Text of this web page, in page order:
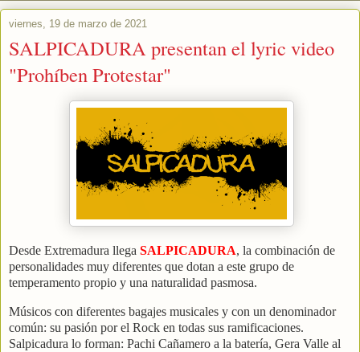
viernes, 19 de marzo de 2021
SALPICADURA presentan el lyric video
"Prohíben Protestar"
Desde Extremadura llega SALPICADURA, la combinación de
personalidades muy diferentes que dotan a este grupo de
temperamento propio y una naturalidad pasmosa.
Músicos con diferentes bagajes musicales y con un denominador
común: su pasión por el Rock en todas sus ramificaciones.
Salpicadura lo forman: Pachi Cañamero a la batería, Gera Valle al